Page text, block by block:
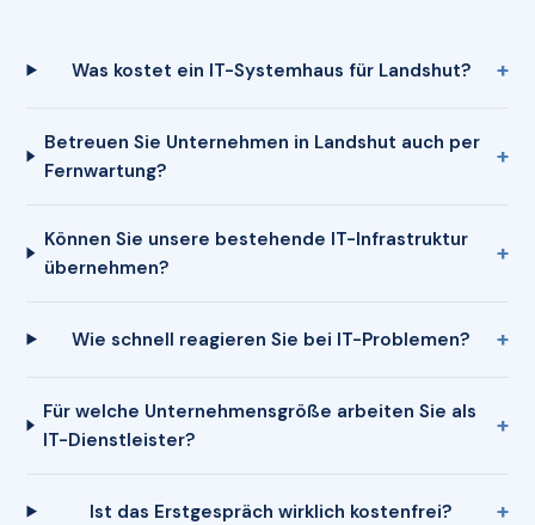
Was kostet ein IT-Systemhaus für Landshut?
Betreuen Sie Unternehmen in Landshut auch per
Fernwartung?
Können Sie unsere bestehende IT-Infrastruktur
übernehmen?
Wie schnell reagieren Sie bei IT-Problemen?
Für welche Unternehmensgröße arbeiten Sie als
IT-Dienstleister?
Ist das Erstgespräch wirklich kostenfrei?